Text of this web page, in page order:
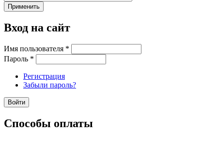
Вход на сайт
Имя пользователя *
Пароль *
Регистрация
Забыли пароль?
Способы оплаты